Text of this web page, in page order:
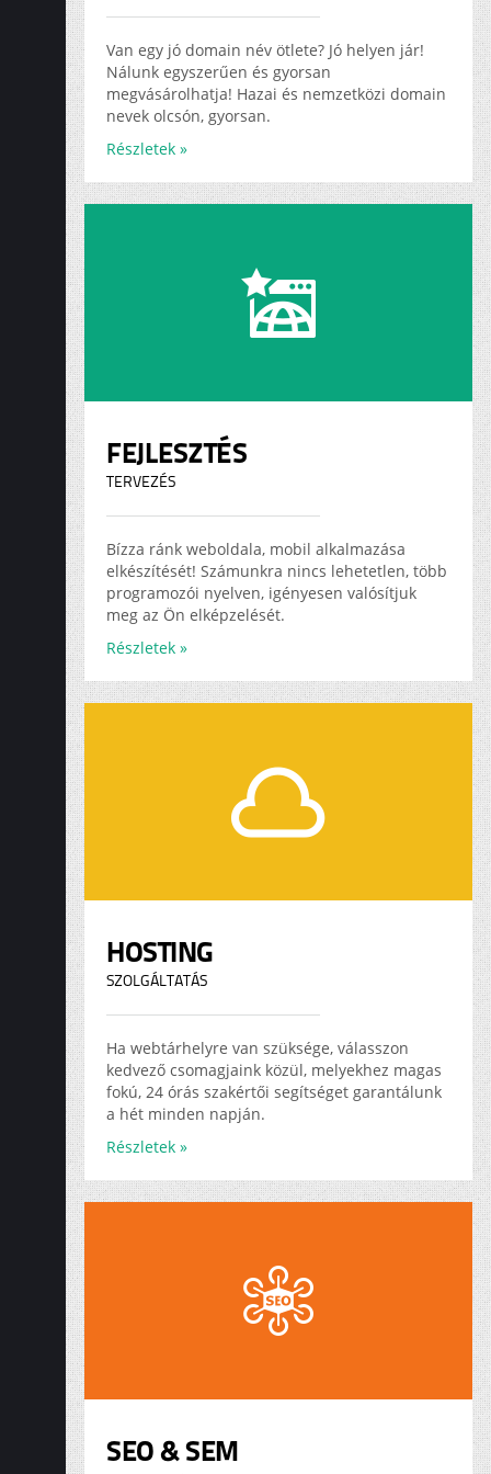
Van egy jó domain név ötlete? Jó helyen jár!
Nálunk egyszerűen és gyorsan
megvásárolhatja! Hazai és nemzetközi domain
nevek olcsón, gyorsan.
Részletek »
FEJLESZTÉS
TERVEZÉS
Bízza ránk weboldala, mobil alkalmazása
elkészítését! Számunkra nincs lehetetlen, több
programozói nyelven, igényesen valósítjuk
meg az Ön elképzelését.
Részletek »
HOSTING
SZOLGÁLTATÁS
Ha webtárhelyre van szüksége, válasszon
kedvező csomagjaink közül, melyekhez magas
fokú, 24 órás szakértői segítséget garantálunk
a hét minden napján.
Részletek »
SEO & SEM